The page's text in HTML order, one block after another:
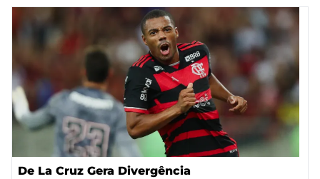
De La Cruz Gera Divergência